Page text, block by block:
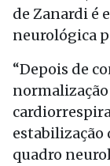
de Zanardi é
neurológica
“Depois de
estabilização
quadro